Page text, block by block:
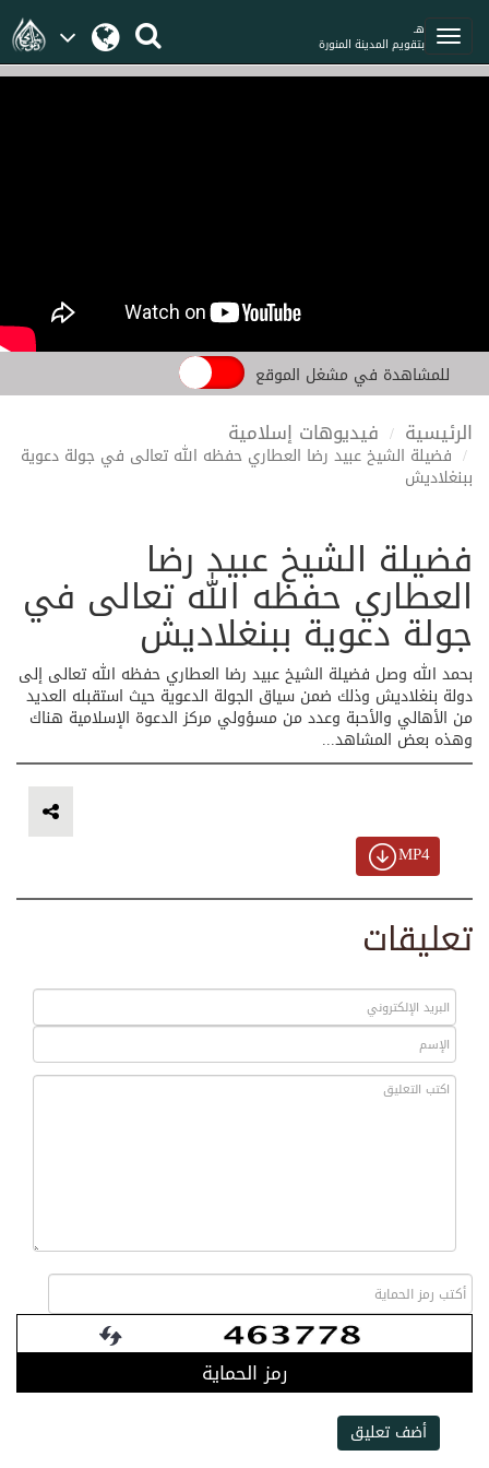
هـ
بتقويم المدينة المنورة
للمشاهدة في مشغل الموقع
الرئيسية فيديوهات إسلامية
فضيلة الشيخ عبيد رضا العطاري حفظه الله تعالى في جولة دعوية
ببنغلاديش
فضيلة الشيخ عبيد رضا
العطاري حفظه الله تعالى في
جولة دعوية ببنغلاديش
بحمد الله وصل فضيلة الشيخ عبيد رضا العطاري حفظه الله تعالى إلى
دولة بنغلاديش وذلك ضمن سياق الجولة الدعوية حيث استقبله العديد
من الأهالي والأحبة وعدد من مسؤولي مركز الدعوة الإسلامية هناك
وهذه بعض المشاهد...
MP4
تعليقات
رمز الحماية
أضف تعليق